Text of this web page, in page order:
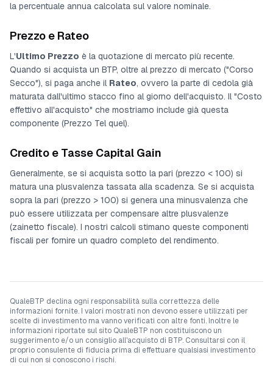
la percentuale annua calcolata sul valore nominale.
Prezzo e Rateo
L'Ultimo Prezzo è la quotazione di mercato più recente.
Quando si acquista un BTP, oltre al prezzo di mercato ("Corso
Secco"), si paga anche il Rateo, ovvero la parte di cedola già
maturata dall'ultimo stacco fino al giorno dell'acquisto. Il "Costo
effettivo all'acquisto" che mostriamo include già questa
componente (Prezzo Tel quel).
Credito e Tasse Capital Gain
Generalmente, se si acquista sotto la pari (prezzo < 100) si
matura una plusvalenza tassata alla scadenza. Se si acquista
sopra la pari (prezzo > 100) si genera una minusvalenza che
può essere utilizzata per compensare altre plusvalenze
(zainetto fiscale). I nostri calcoli stimano queste componenti
fiscali per fornire un quadro completo del rendimento.
QualeBTP declina ogni responsabilità sulla correttezza delle
informazioni fornite. I valori mostrati non devono essere utilizzati per
scelte di investimento ma vanno verificati con altre fonti. Inoltre le
informazioni riportate sul sito QualeBTP non costituiscono un
suggerimento e/o un consiglio all'acquisto di BTP. Consultarsi con il
proprio consulente di fiducia prima di effettuare qualsiasi investimento
di cui non si conoscono i rischi.